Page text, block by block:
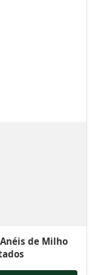
de Milho